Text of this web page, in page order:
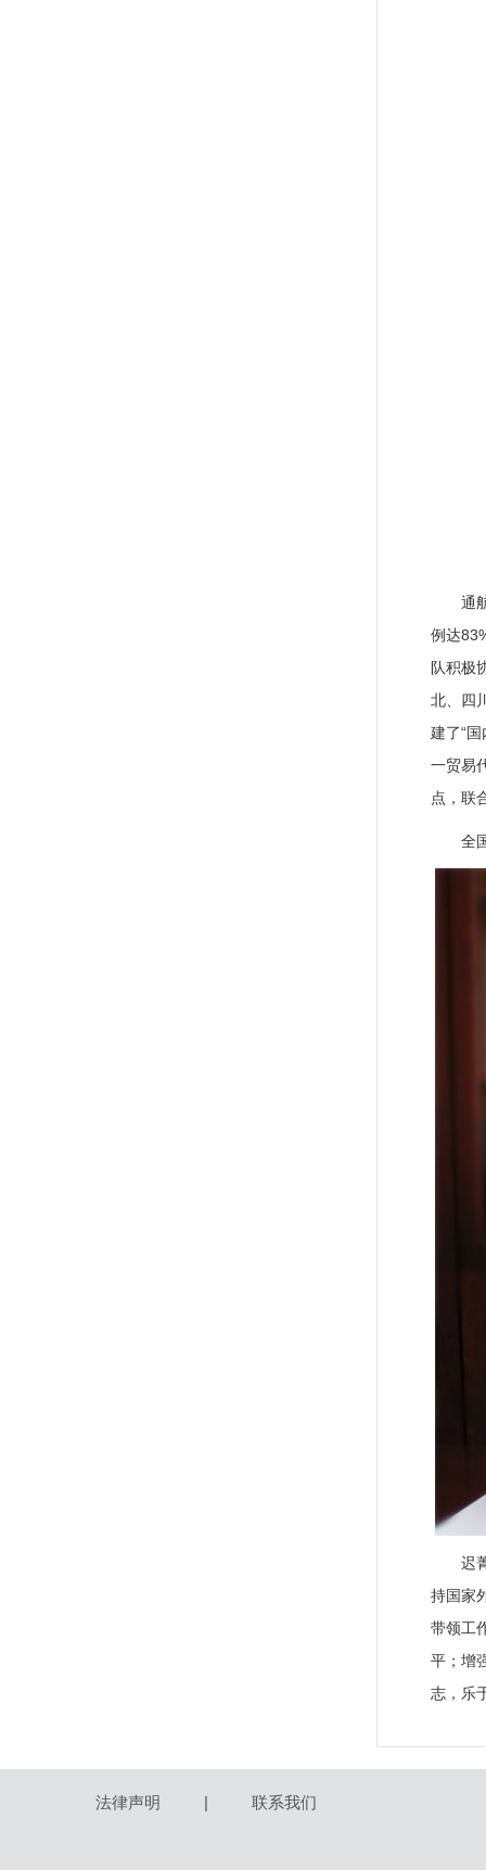
通
例达
队积极
北、四
建了“
一贸易
点，联
全
迟
持国家
带领工
平；增
志，乐
法律声明 | 联系我们